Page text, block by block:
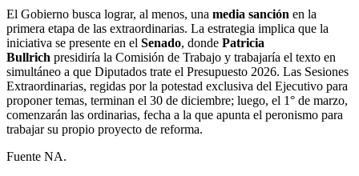
El Gobierno busca lograr, al menos, una media sanción en la
primera etapa de las extraordinarias. La estrategia implica que la
iniciativa se presente en el Senado, donde Patricia
Bullrich presidiría la Comisión de Trabajo y trabajaría el texto en
simultáneo a que Diputados trate el Presupuesto 2026. Las Sesiones
Extraordinarias, regidas por la potestad exclusiva del Ejecutivo para
proponer temas, terminan el 30 de diciembre; luego, el 1° de marzo,
comenzarán las ordinarias, fecha a la que apunta el peronismo para
trabajar su propio proyecto de reforma.
Fuente NA.